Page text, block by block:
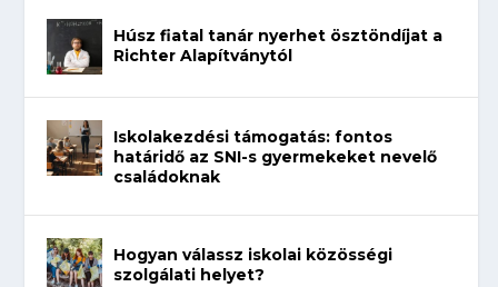
Húsz fiatal tanár nyerhet ösztöndíjat a
Richter Alapítványtól
Iskolakezdési támogatás: fontos
határidő az SNI-s gyermekeket nevelő
családoknak
Hogyan válassz iskolai közösségi
szolgálati helyet?